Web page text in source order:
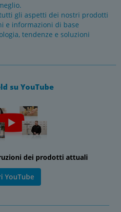
gli aspetti dei nostri prodotti
e informazioni di base
tendenze e soluzioni
su YouTube
dei prodotti attuali
YouTube